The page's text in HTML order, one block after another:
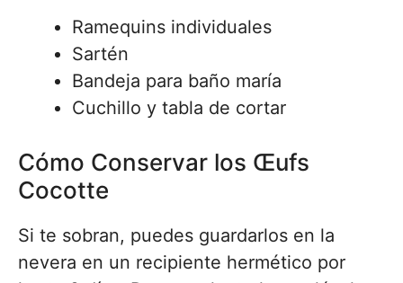
Ramequins individuales
Sartén
Bandeja para baño maría
Cuchillo y tabla de cortar
Cómo Conservar los Œufs
Cocotte
Si te sobran, puedes guardarlos en la
nevera en un recipiente hermético por